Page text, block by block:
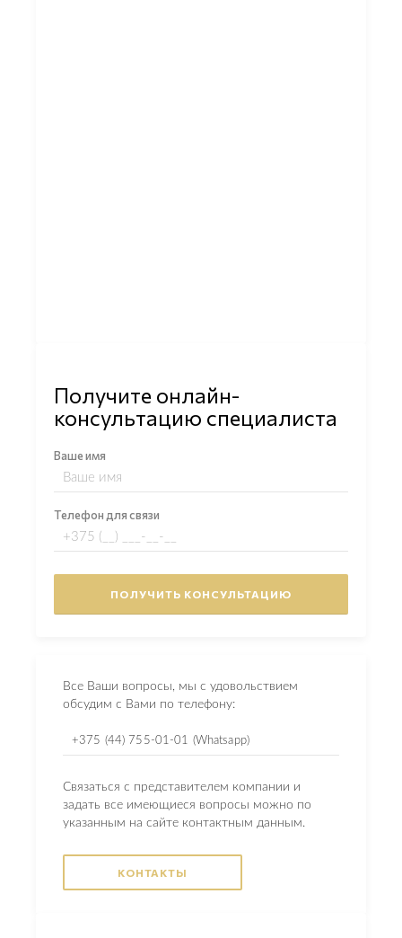
Получите онлайн-
консультацию специалиста
Ваше имя
Телефон для связи
Все Ваши вопросы, мы с удовольствием
обсудим с Вами по телефону:
+375 (44) 755-01-01 (Whatsapp)
Связаться с представителем компании и
задать все имеющиеся вопросы можно по
указанным на сайте контактным данным.
КОНТАКТЫ